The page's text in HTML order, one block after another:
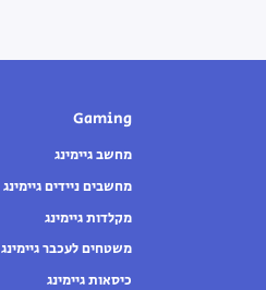
Gaming
מחשב גיימינג
מחשבים ניידים גיימינג
מקלדות גיימינג
משטחים לעכבר גיימינג
כיסאות גיימינג